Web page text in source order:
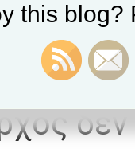
Δήμου Βύρωνα: Ο Δήμαρχος
δεν
this blog?